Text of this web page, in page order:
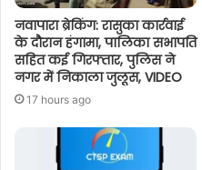
नवापारा ब्रेकिंग: रासुका कार्रवाई
के दौरान हंगामा, पालिका सभापति
सहित कई गिरफ्तार, पुलिस ने
नगर में निकाला जुलूस, VIDEO
17 hours ago